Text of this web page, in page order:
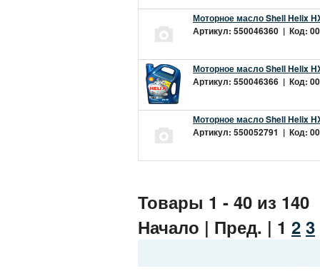
Моторное масло Shell Helix
Артикул: 550046360 | Код:
Моторное масло Shell Helix
Артикул: 550046366 | Код:
Моторное масло Shell Helix
Артикул: 550052791 | Код:
Товары 1 - 40 из 140
Начало | Пред. | 1 2 3